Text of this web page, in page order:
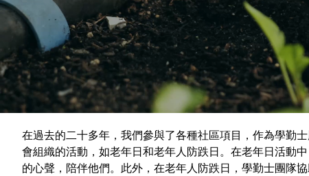
在過去的二十多年，我們參與了各種社區項目，作為學勤
會組織的活動，如老年日和老年人防跌日。在老年日活動
的心聲，陪伴他們。此外，在老年人防跌日，學勤士團隊